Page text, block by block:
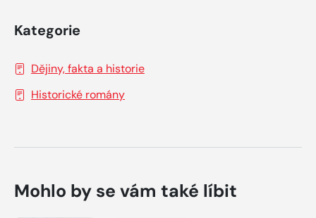
Kategorie
Dějiny, fakta a historie
Historické romány
Mohlo by se vám také líbit